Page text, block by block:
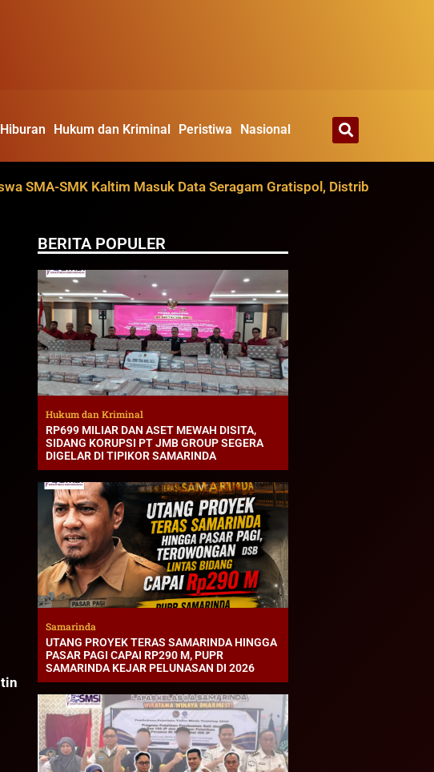
Hiburan Hukum dan Kriminal Peristiwa Nasional
SMK Kaltim Masuk Data Seragam Gratispol, Distribusi Ditarget
BERITA POPULER
Hukum dan Kriminal
RP699 MILIAR DAN ASET MEWAH DISITA,
SIDANG KORUPSI PT JMB GROUP SEGERA
DIGELAR DI TIPIKOR SAMARINDA
Samarinda
UTANG PROYEK TERAS SAMARINDA HINGGA
PASAR PAGI CAPAI RP290 M, PUPR
SAMARINDA KEJAR PELUNASAN DI 2026